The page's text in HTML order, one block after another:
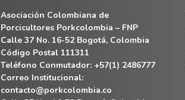
Asociación Colombiana de
Porcicultores Porkcolombia – FNP
Calle 37 No. 16-52 Bogotá, Colombia
Código Postal 111311
Teléfono Conmutador: +57(1) 2486777
Correo Institucional:
contacto@porkcolombia.co